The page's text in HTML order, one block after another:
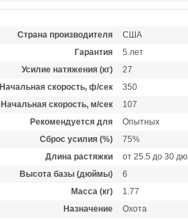
Страна производителя
США
Гарантия
5 лет
Усилие натяжения (кг)
27
Начальная скорость, ф/сек
350
Начальная скорость, м/сек
107
Рекомендуется для
Опытных
Сброс усилия (%)
75%
Длина растяжки
от 25.5 до 30
Высота базы (дюймы)
6
Масса (кг)
1.77
Назначение
Охота